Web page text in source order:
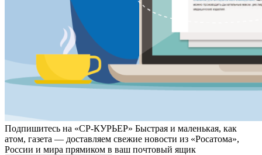
Подпишитесь на «СР-КУРЬЕР» Быстрая и маленькая, как
атом, газета — доставляем свежие новости из «Росатома»,
России и мира прямиком в ваш почтовый ящик